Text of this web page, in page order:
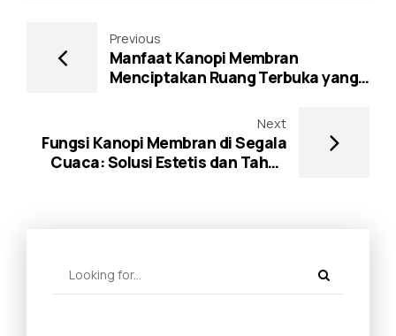
Previous
Manfaat Kanopi Membran
Menciptakan Ruang Terbuka yang
Next
Fungsi Kanopi Membran di Segala
Cuaca: Solusi Estetis dan Tahan